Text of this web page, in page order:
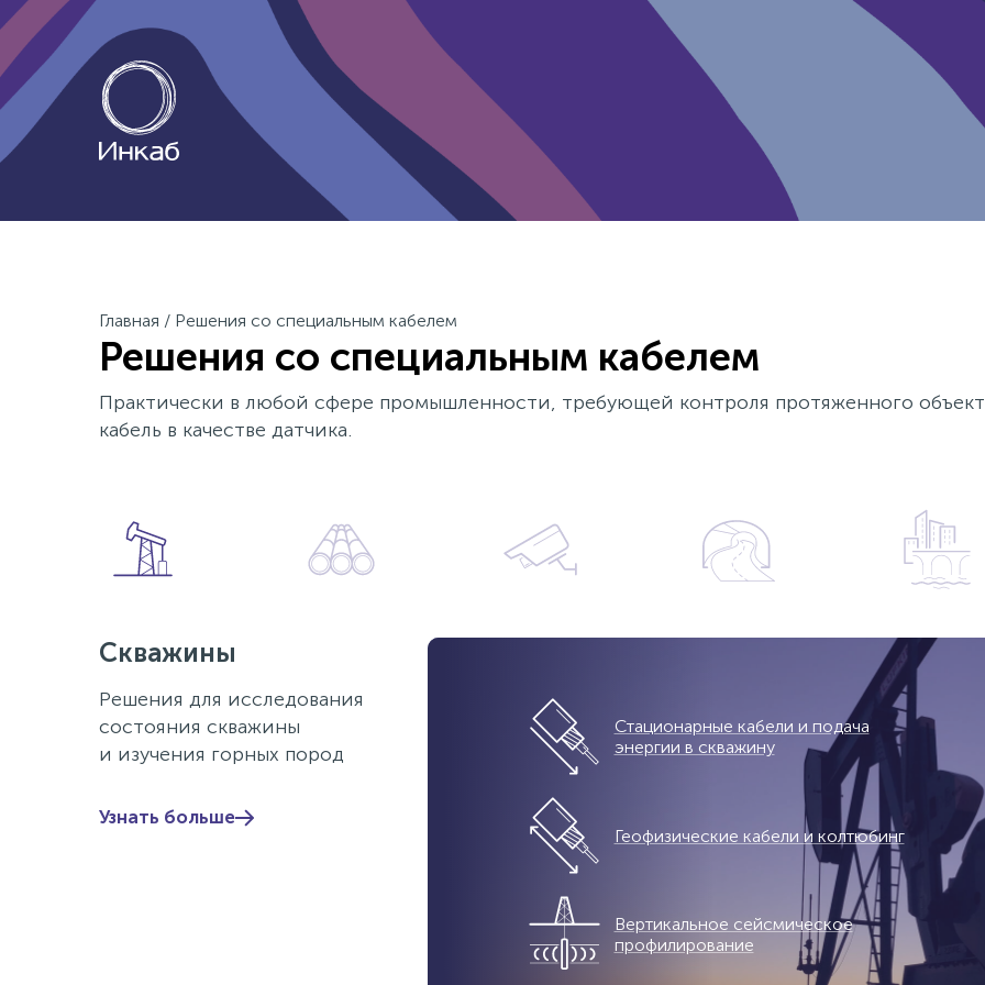
Главная / Решения со специальным кабелем
Решения со специальным кабелем
Практически в любой сфере промышленности, требующей контроля протяженного
кабель в качестве датчика.
Скважины
Решения для исследования
состояния скважины
и изучения горных пород
Узнать больше
Стационарные кабели и подача
энергии в скважину
Геофизические кабели и колтюбинг
Вертикальное сейсмическое
профилирование